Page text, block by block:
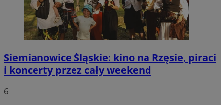
Siemianowice Śląskie: kino na Rzęsie, piraci
i koncerty przez cały weekend
6